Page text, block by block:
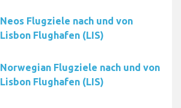
Neos Flugziele nach und von
Lisbon Flughafen (LIS)
Norwegian Flugziele nach und von
Lisbon Flughafen (LIS)